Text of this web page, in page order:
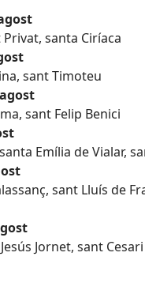
Privat, santa Ciríaca
sant Timoteu
sant Felip Benici
Emília de Vialar,
sant Lluís de
Jornet, sant